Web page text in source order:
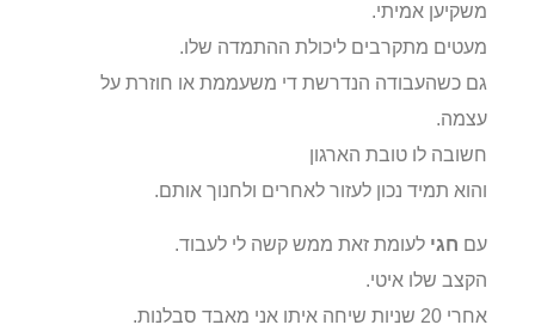
משקיען אמיתי.
מעטים מתקרבים ליכולת ההתמדה שלו.
גם כשהעבודה הנדרשת די משעממת או חוזרת על
עצמה.
חשובה לו טובת הארגון
והוא תמיד נכון לעזור לאחרים ולחנוך אותם.
עם חגי לעומת זאת ממש קשה לי לעבוד.
הקצב שלו איטי.
אחרי 20 שניות שיחה איתו אני מאבד סבלנות.